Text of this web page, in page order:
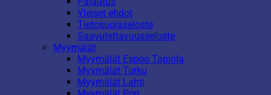
Yleiset ehdot
Tietosuojaseloste
Saavutettavuusseloste
Myymälät
Myymälät Espoo Tapiola
Myymälät Turku
Myymälät Lahti